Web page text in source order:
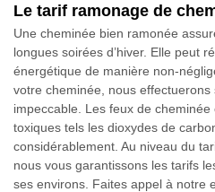
Le tarif ramonage de
Une cheminée bien ramonée
longues soirées d’hiver. Elle peut
énergétique de manière non-
votre cheminée, nous
impeccable. Les feux de
toxiques tels les dioxydes de
considérablement. Au niveau du
nous vous garantissons les tarifs
ses environs. Faites appel à notre